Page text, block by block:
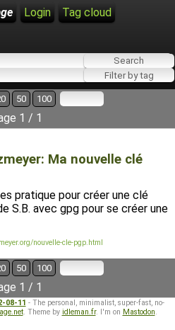
Login
Tag cloud
50 100
1 / 1
Ma nouvelle clé
pratique pour créer une clé
S.B. avec gpg pour se créer une
nouvelle-cle-pgp.html
50 100
1 / 1
08-11 - The personal, minimalist, super-fast, no-
. Theme by idleman.fr. I'm on Mastodon.